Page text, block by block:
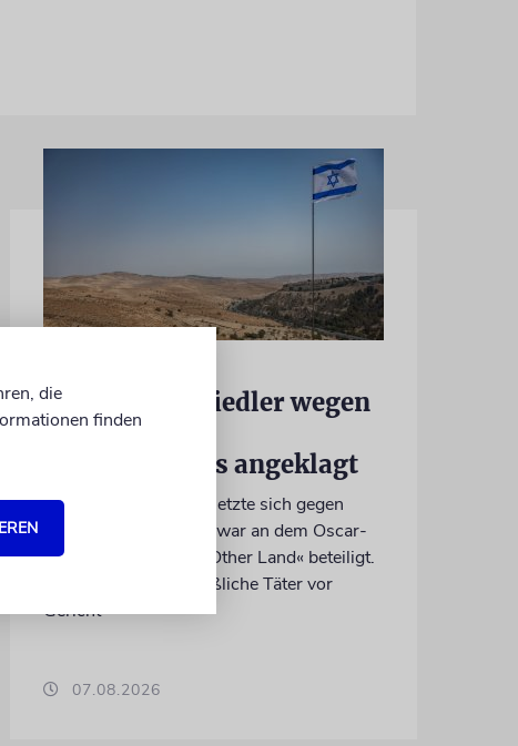
Israelischer Siedler wegen
Tötung eines
Palästinensers angeklagt
Der getötete Aktivist setzte sich gegen
Siedlergewalt ein und war an dem Oscar-
prämierten Film »No Other Land« beteiligt.
Jetzt steht der mutmaßliche Täter vor
Gericht
07.08.2026
die
finden